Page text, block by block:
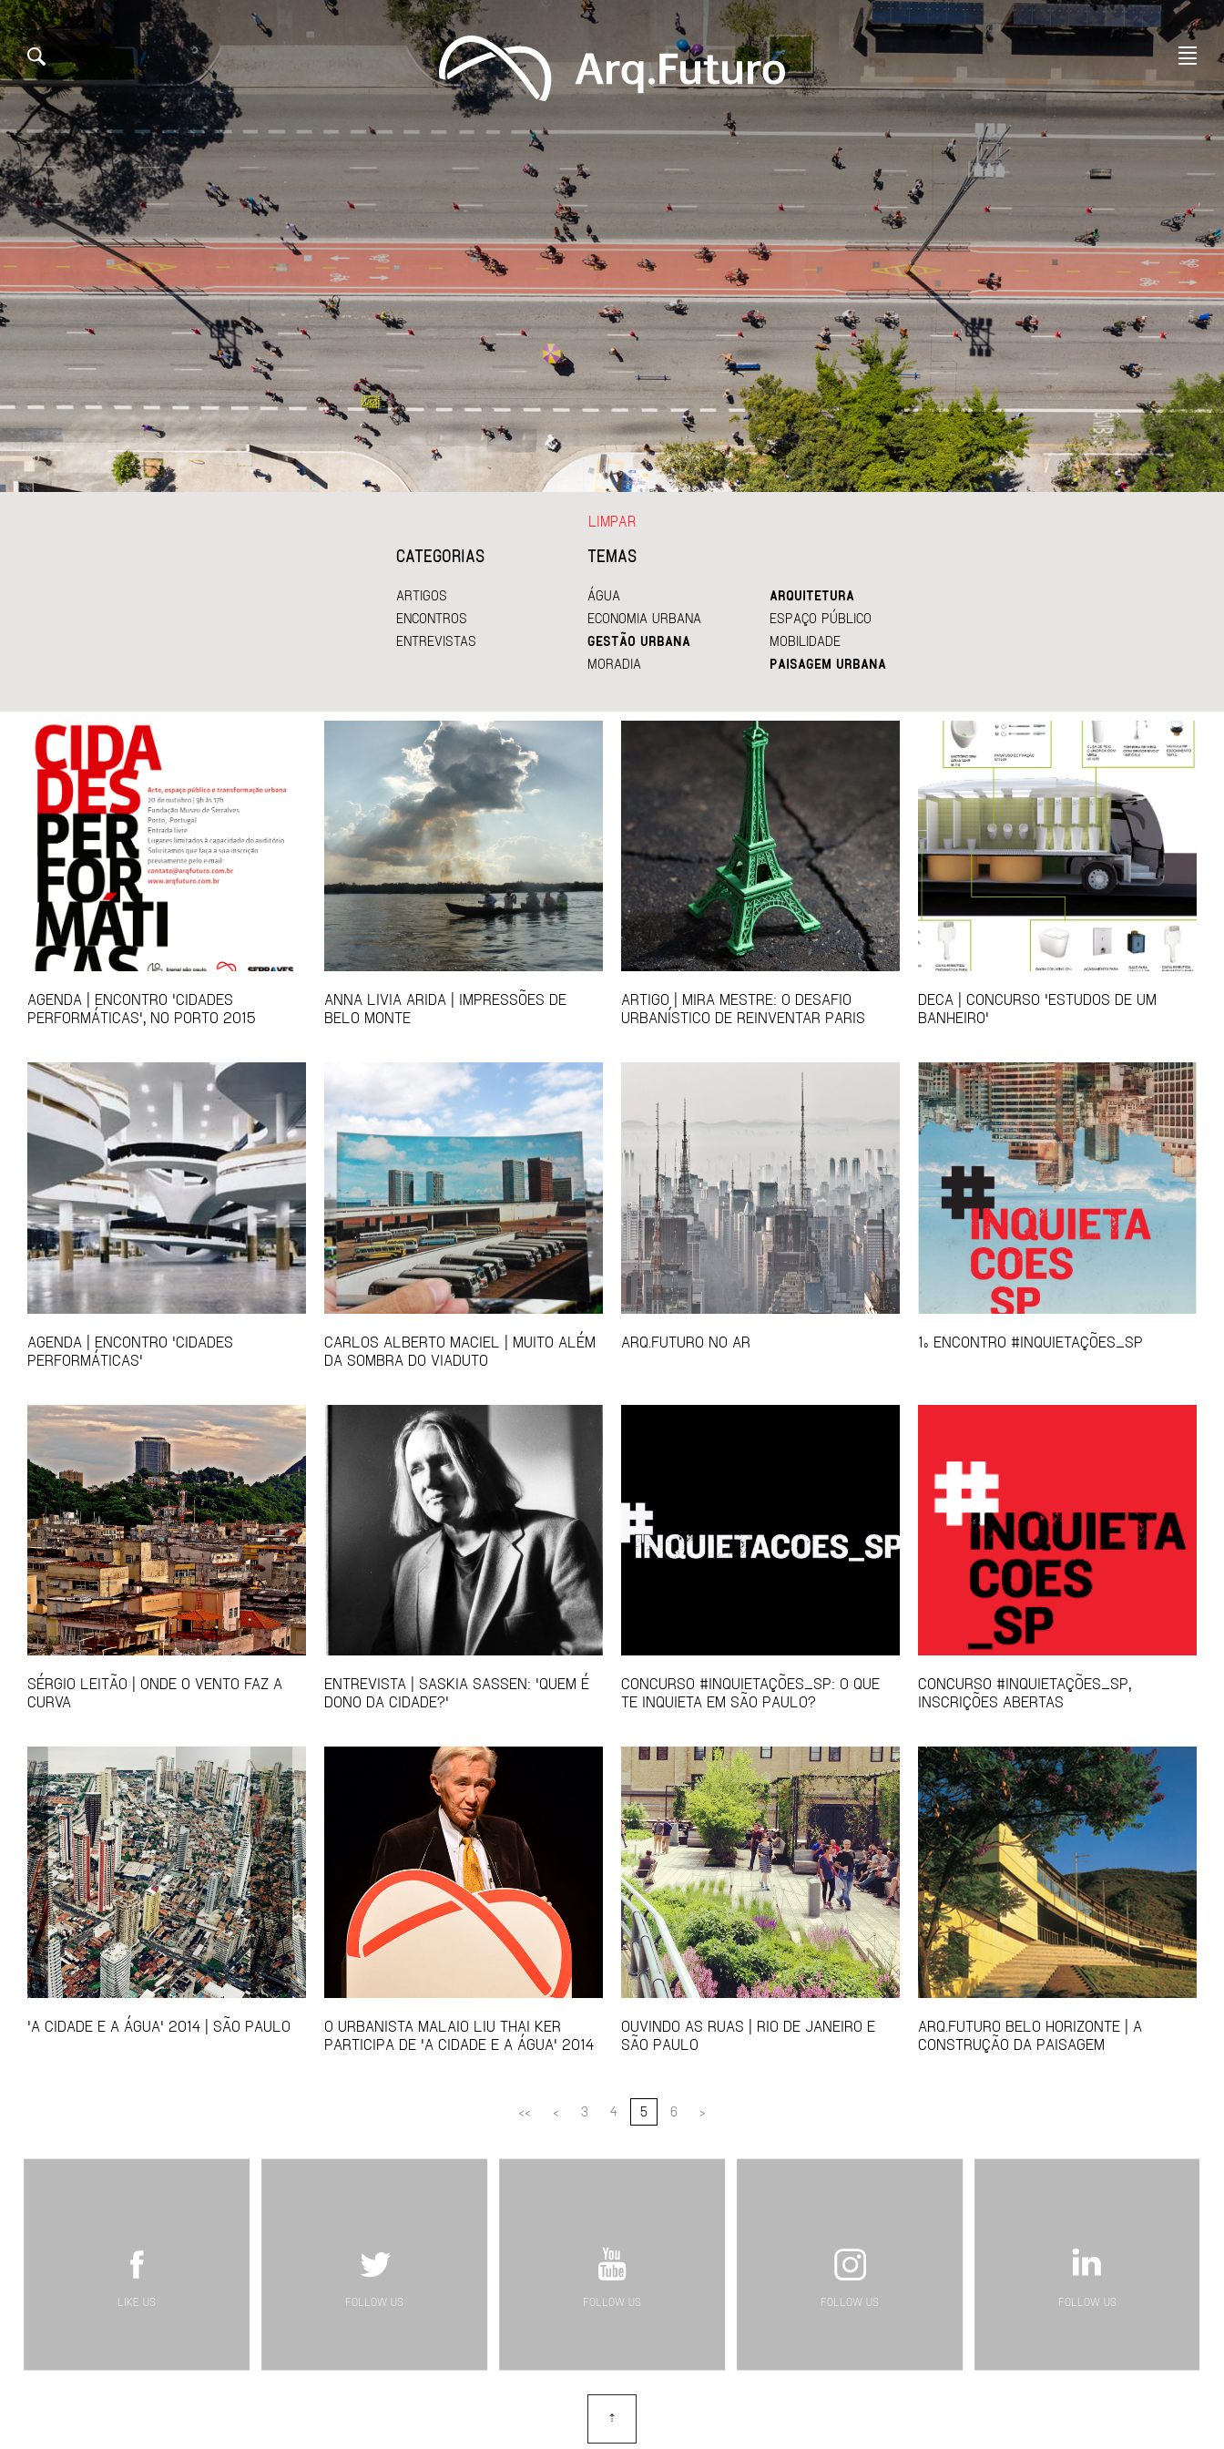
CATEGORIAS
ARTIGOS
ENCONTROS
ENTREVISTAS
TEMAS
ÁGUA
ARQUITETURA
ECONOMIA URBANA
ESPAÇO PÚBLICO
GESTÃO URBANA
MOBILIDADE
MORADIA
PAISAGEM URBANA
LIMPAR
AGENDA | ENCONTRO 'CIDADES
PERFORMÁTICAS', NO PORTO 2015
ANNA LIVIA ARIDA | IMPRESSÕES DE
BELO MONTE
ARTIGO | MIRA MESTRE: O DESAFIO
URBANÍSTICO DE REINVENTAR PARIS
DECA | CONCURSO 'ESTUDOS DE UM
BANHEIRO'
AGENDA | ENCONTRO 'CIDADES
PERFORMÁTICAS'
CARLOS ALBERTO MACIEL | MUITO ALÉM
DA SOMBRA DO VIADUTO
ARQ.FUTURO NO AR 1º ENCONTRO #INQUIETAÇÕES_SP
SÉRGIO LEITÃO | ONDE O VENTO FAZ A
CURVA
ENTREVISTA | SASKIA SASSEN: 'QUEM É
DONO DA CIDADE?'
CONCURSO #INQUIETAÇÕES_SP: O QUE
TE INQUIETA EM SÃO PAULO?
CONCURSO #INQUIETAÇÕES_SP,
INSCRIÇÕES ABERTAS
'A CIDADE E A ÁGUA' 2014 | SÃO PAULO
O URBANISTA MALAIO LIU THAI KER
PARTICIPA DE 'A CIDADE E A ÁGUA' 2014
OUVINDO AS RUAS | RIO DE JANEIRO E
SÃO PAULO
ARQ.FUTURO BELO HORIZONTE | A
CONSTRUÇÃO DA PAISAGEM
<< < 3 4 5 6 >
LIKE US FOLLOW US FOLLOW US FOLLOW US FOLLOW US
⇡